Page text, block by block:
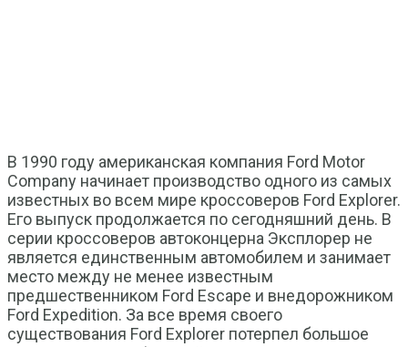
В 1990 году американская компания Ford Motor
Company начинает производство одного из самых
известных во всем мире кроссоверов Ford Explorer.
Его выпуск продолжается по сегодняшний день. В
серии кроссоверов автоконцерна Эксплорер не
является единственным автомобилем и занимает
место между не менее известным
предшественником Ford Escape и внедорожником
Ford Expedition. За все время своего
существования Ford Explorer потерпел большое